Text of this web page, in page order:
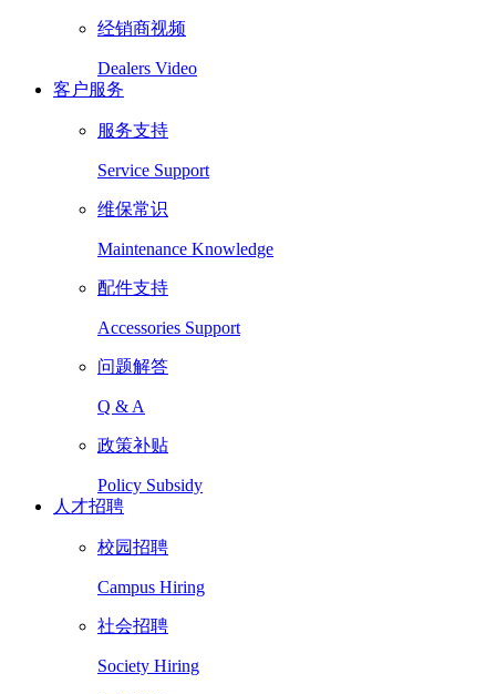
经销商视频
Dealers Video
客户服务
服务支持
Service Support
维保常识
Maintenance Knowledge
配件支持
Accessories Support
问题解答
Q & A
政策补贴
Policy Subsidy
人才招聘
校园招聘
Campus Hiring
社会招聘
Society Hiring